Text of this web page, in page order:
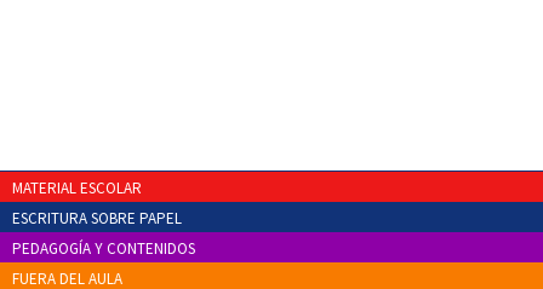
MATERIAL ESCOLAR
ESCRITURA SOBRE PAPEL
PEDAGOGÍA Y CONTENIDOS
FUERA DEL AULA